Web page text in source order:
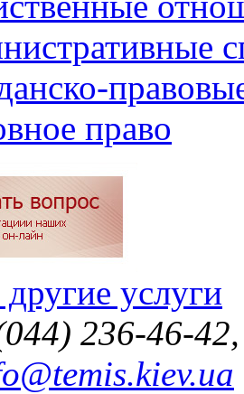
право
услуги
236-46-